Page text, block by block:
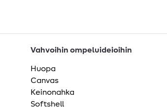
Vahvoihin ompeluideioihin
Huopa
Canvas
Keinonahka
Softshell